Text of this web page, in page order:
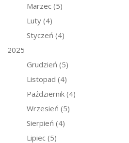
Marzec (5)
Luty (4)
Styczeń (4)
2025
Grudzień (5)
Listopad (4)
Październik (4)
Wrzesień (5)
Sierpień (4)
Lipiec (5)